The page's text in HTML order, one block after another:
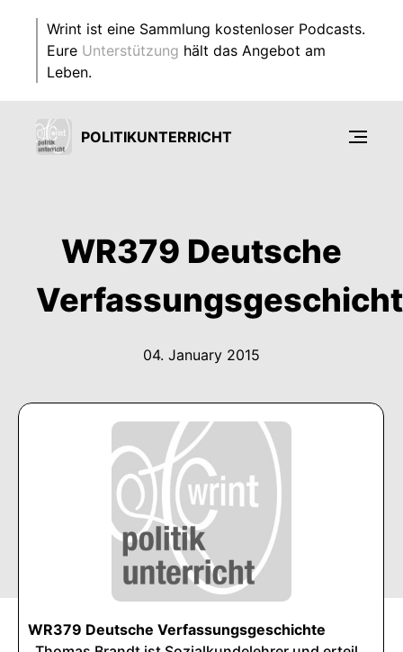
Wrint ist eine Sammlung kostenloser Podcasts.
Eure Unterstützung hält das Angebot am
Leben.
POLITIKUNTERRICHT
WR379 Deutsche
04. January 2015